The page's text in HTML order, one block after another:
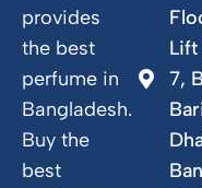
provides
the best
perfume in
Bangladesh.
Buy the
best
Lift
7,